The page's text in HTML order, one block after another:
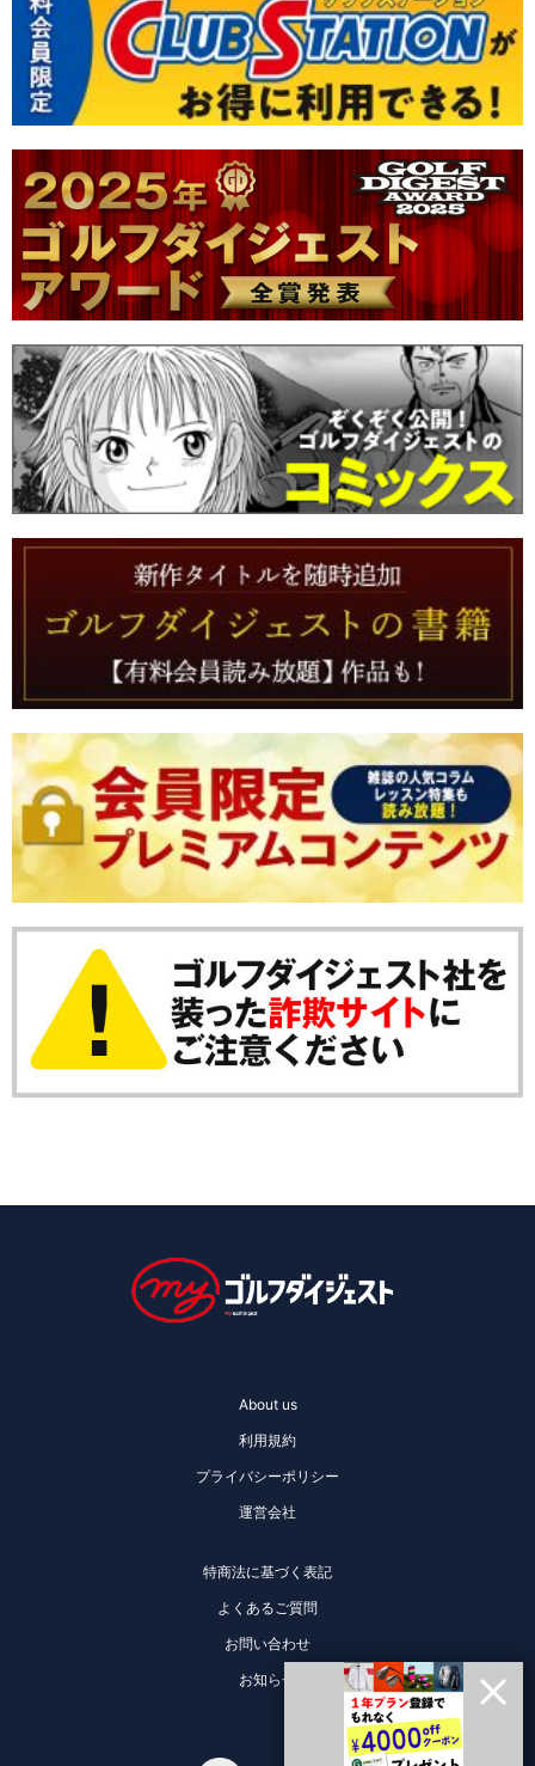
About us
利用規約
プライバシーポリシー
運営会社
特商法に基づく表記
よくあるご質問
お問い合わせ
お知らせ